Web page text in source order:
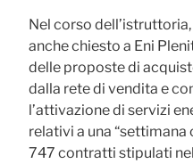
Nel corso
anche chiesto a Eni
delle proposte di
dalla rete di vendita e
l’attivazione di servizi
relativi a una “settimana
747 contratti stipulati